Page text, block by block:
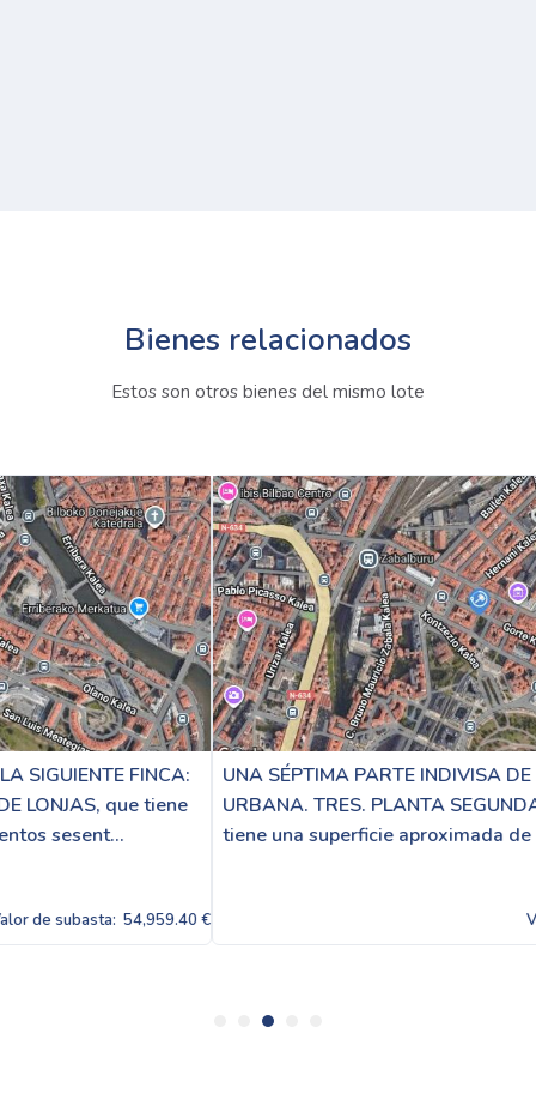
Bienes relacionados
Estos son otros bienes del mismo lote
€
UNA SÉPTIMA PARTE INDIVISA DE LA SIGUIENTE FINCA:
URBANA. TRES. PLANTA SEGUNDA DE LONJAS, que
tiene una superficie aproximada de doscientos sesen...